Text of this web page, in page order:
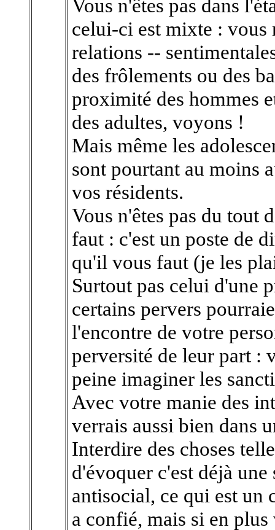
Vous n'êtes pas dans
celui-ci est mixte : vous
relations --
des frôlements ou des
proximité des hommes
des adultes, voyons !
Mais même les
sont pourtant au moins
vos résidents.
Vous n'êtes pas du tout
faut : c'est un poste de
qu'il vous faut (je les
Surtout pas celui d'une
certains pervers
l'encontre de votre
perversité de leur part :
peine imaginer les
Avec votre manie des
verrais aussi bien dans
Interdire des choses
d'évoquer c'est déjà
antisocial, ce qui est un
a confié, mais si en plus